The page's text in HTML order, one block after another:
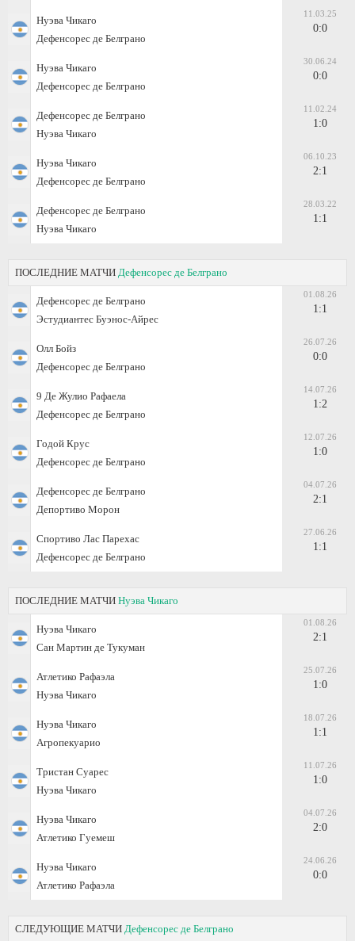
Нуэва Чикаго
Дефенсорес де Белграно
11.03.25
0:0
Нуэва Чикаго
Дефенсорес де Белграно
30.06.24
0:0
Дефенсорес де Белграно
Нуэва Чикаго
11.02.24
1:0
Нуэва Чикаго
Дефенсорес де Белграно
06.10.23
2:1
Дефенсорес де Белграно
Нуэва Чикаго
28.03.22
1:1
ПОСЛЕДНИЕ МАТЧИ Дефенсорес де Белграно
Дефенсорес де Белграно
Эстудиантес Буэнос-Айрес
01.08.26
1:1
Олл Бойз
Дефенсорес де Белграно
26.07.26
0:0
9 Де Жулио Рафаела
Дефенсорес де Белграно
14.07.26
1:2
Годой Крус
Дефенсорес де Белграно
12.07.26
1:0
Дефенсорес де Белграно
Депортиво Морон
04.07.26
2:1
Спортиво Лас Парехас
Дефенсорес де Белграно
27.06.26
1:1
ПОСЛЕДНИЕ МАТЧИ Нуэва Чикаго
Нуэва Чикаго
Сан Мартин де Тукуман
01.08.26
2:1
Атлетико Рафаэла
Нуэва Чикаго
25.07.26
1:0
Нуэва Чикаго
Агропекуарио
18.07.26
1:1
Тристан Суарес
Нуэва Чикаго
11.07.26
1:0
Нуэва Чикаго
Атлетико Гуемеш
04.07.26
2:0
Нуэва Чикаго
Атлетико Рафаэла
24.06.26
0:0
СЛЕДУЮЩИЕ МАТЧИ Дефенсорес де Белграно